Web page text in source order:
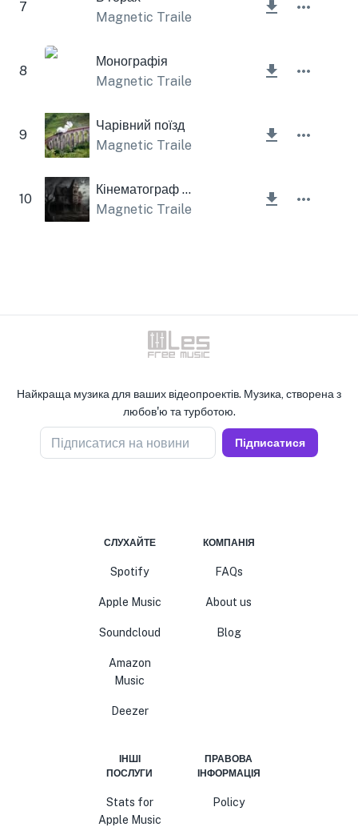
7
Magnetic Trailer
8
Монографія
Magnetic Trailer
9
Чарівний поїзд
Magnetic Trailer
10
Кінематограф жахів
Magnetic Trailer
Найкраща музика для ваших відеопроектів. Музика, створена з
любов'ю та турботою.
Підписатися на новини Підписатися
СЛУХАЙТЕ
Spotify
Apple Music
Soundcloud
Amazon
Music
Deezer
КОМПАНІЯ
FAQs
About us
Blog
ІНШІ
ПОСЛУГИ
Stats for
Apple Music
ПРАВОВА
ІНФОРМАЦІЯ
Policy